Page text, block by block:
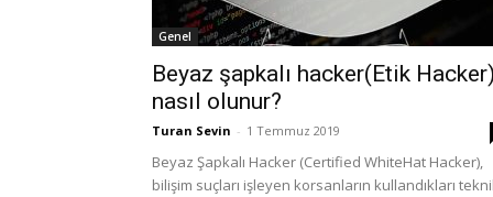
Genel
Beyaz şapkalı hacker(Etik Hacker)
nasıl olunur?
Turan Sevin - 1 Temmuz 2019
Beyaz Şapkalı Hacker (Certified WhiteHat Hacker),
bilişim suçları işleyen korsanların kullandıkları